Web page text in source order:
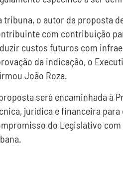
tribuna, o autor da proposta
com contribuição
custos futuros com
da indicação, o
João Roza.
será encaminhada à
jurídica e financeira
do Legislativo